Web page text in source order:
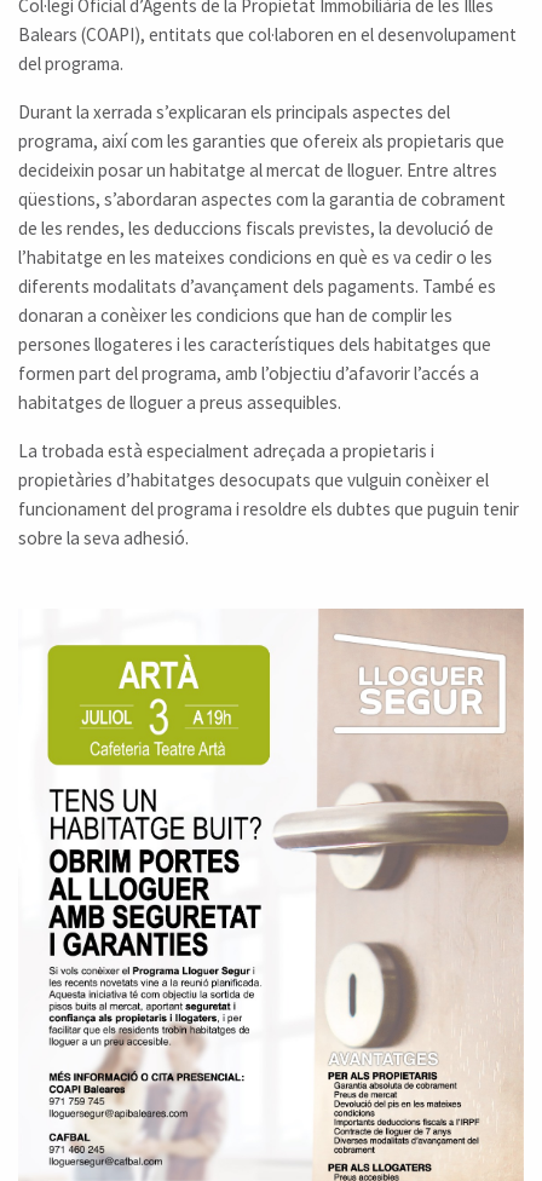
Col·legi Oficial d’Agents de la Propietat Immobiliària de les Illes
Balears (COAPI), entitats que col·laboren en el desenvolupament
del programa.
Durant la xerrada s’explicaran els principals aspectes del
programa, així com les garanties que ofereix als propietaris que
decideixin posar un habitatge al mercat de lloguer. Entre altres
qüestions, s’abordaran aspectes com la garantia de cobrament
de les rendes, les deduccions fiscals previstes, la devolució de
l’habitatge en les mateixes condicions en què es va cedir o les
diferents modalitats d’avançament dels pagaments. També es
donaran a conèixer les condicions que han de complir les
persones llogateres i les característiques dels habitatges que
formen part del programa, amb l’objectiu d’afavorir l’accés a
habitatges de lloguer a preus assequibles.
La trobada està especialment adreçada a propietaris i
propietàries d’habitatges desocupats que vulguin conèixer el
funcionament del programa i resoldre els dubtes que puguin tenir
sobre la seva adhesió.